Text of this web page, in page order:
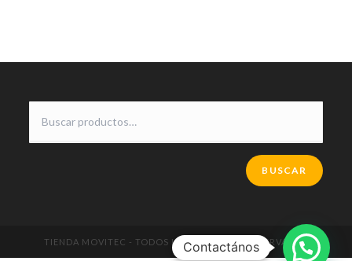
BUSCAR
TIENDA MOVITEC - TODOS LOS DERECHOS RESERVADOS
Contactános